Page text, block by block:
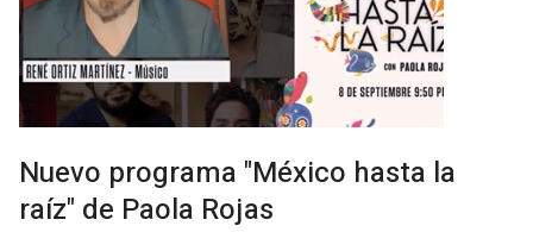
Nuevo programa "México hasta la
raíz" de Paola Rojas